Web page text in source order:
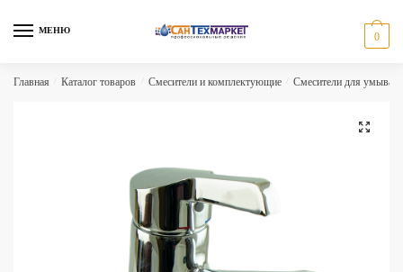
МЕНЮ
0
Главная Каталог товаров Смесители и комплектующие Смесители для
🔍